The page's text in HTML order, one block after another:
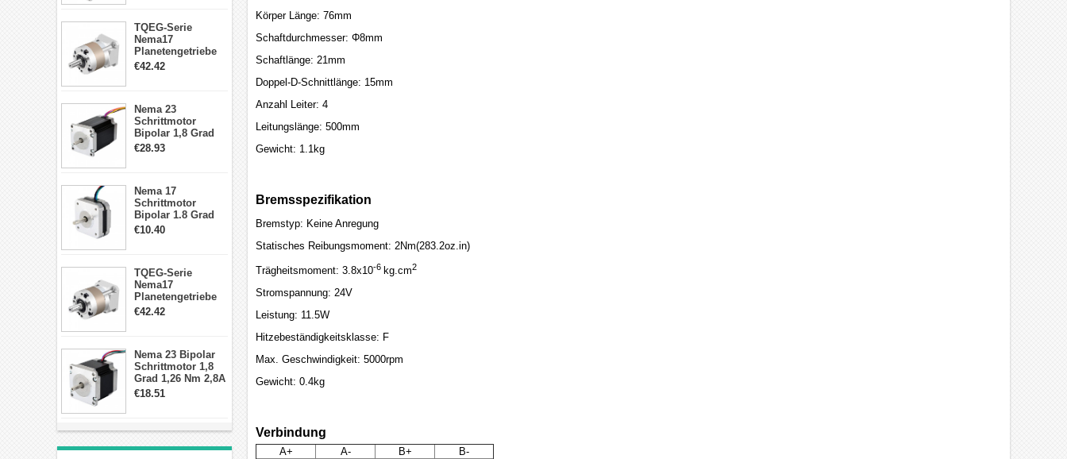
TQEG-Serie
Nema17
Planetengetriebe
5:1 Spiel 15Arc-
€42.42
Nema 23
Schrittmotor
Bipolar 1,8 Grad
2,83Nm 4 A 2,26V
€28.93
Nema 17
Schrittmotor
Bipolar 1.8 Grad
8.7Ncm 1A 3.5V 4
€10.40
TQEG-Serie
Nema17
Planetengetriebe
10:1 Spiel 15Arc-
€42.42
Nema 23 Bipolar
Schrittmotor 1,8
Grad 1,26 Nm 2,8A
2,5V 4 Drähte
€18.51
Körper Länge: 76mm
Schaftdurchmesser: Φ8mm
Schaftlänge: 21mm
Doppel-D-Schnittlänge: 15mm
Anzahl Leiter: 4
Leitungslänge: 500mm
Gewicht: 1.1kg
Bremsspezifikation
Bremstyp: Keine Anregung
Statisches Reibungsmoment: 2Nm(283.2oz.in)
Trägheitsmoment: 3.8x10-6 kg.cm2
Stromspannung: 24V
Leistung: 11.5W
Hitzebeständigkeitsklasse: F
Max. Geschwindigkeit: 5000rpm
Gewicht: 0.4kg
Verbindung
A+ A- B+
B-